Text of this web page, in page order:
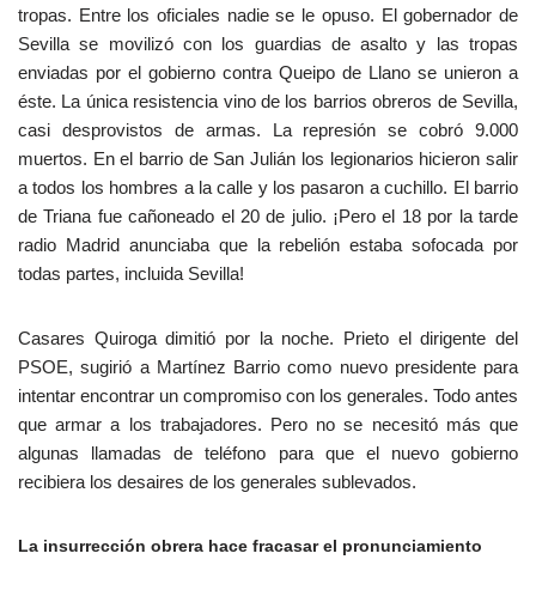
tropas. Entre los oficiales nadie se le opuso. El gobernador de
Sevilla se movilizó con los guardias de asalto y las tropas
enviadas por el gobierno contra Queipo de Llano se unieron a
éste. La única resistencia vino de los barrios obreros de Sevilla,
casi desprovistos de armas. La represión se cobró 9.000
muertos. En el barrio de San Julián los legionarios hicieron salir
a todos los hombres a la calle y los pasaron a cuchillo. El barrio
de Triana fue cañoneado el 20 de julio. ¡Pero el 18 por la tarde
radio Madrid anunciaba que la rebelión estaba sofocada por
todas partes, incluida Sevilla!
Casares Quiroga dimitió por la noche. Prieto el dirigente del
PSOE, sugirió a Martínez Barrio como nuevo presidente para
intentar encontrar un compromiso con los generales. Todo antes
que armar a los trabajadores. Pero no se necesitó más que
algunas llamadas de teléfono para que el nuevo gobierno
recibiera los desaires de los generales sublevados.
La insurrección obrera hace fracasar el pronunciamiento